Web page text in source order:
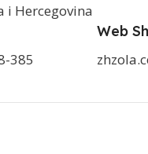
i Hercegovina
385
Web